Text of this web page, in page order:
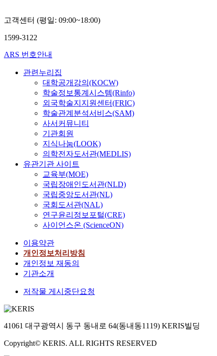
우
고객센터 (평일: 09:00~18:00)
1599-3122
ARS 번호안내
관련누리집
대학공개강의(KOCW)
학술정보통계시스템(Rinfo)
외국학술지지원센터(FRIC)
학술관계분석서비스(SAM)
사서커뮤니티
기관회원
지식나눔(LOOK)
의학전자도서관(MEDLIS)
유관기관 사이트
교육부(MOE)
국립장애인도서관(NLD)
국립중앙도서관(NL)
국회도서관(NAL)
연구윤리정보포털(CRE)
사이언스온 (ScienceON)
이용약관
개인정보처리방침
개인정보 재동의
기관소개
저작물 게시중단요청
41061 대구광역시 동구 동내로 64(동내동1119) KERIS빌딩
Copyright© KERIS. ALL RIGHTS RESERVED